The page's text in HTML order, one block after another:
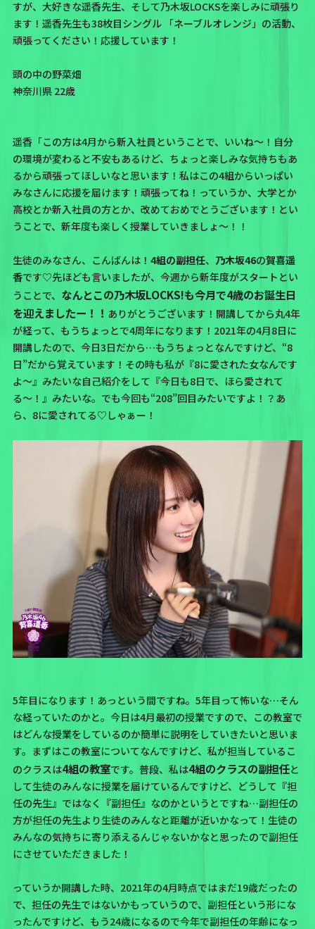
すが、大好きな遥香先生、そして乃木坂LOCKSを楽しみに頑張り
ます！遥香先生も38枚目シングル 「ネーブルオレンジ」の活動、
頑張ってください！応援しています！
頭の中の野菜畑
神奈川県 22歳
遥香「この方は4月から新入社員ということで、いいね〜！ 自分
の環境が変わると不安もあるけど、ちょっと楽しみな気持ちもあ
るから頑張ってほしいなと思います！ 私はこの4組からいっぱい
みなさんに応援を届けます！頑張ってね！っていうか、大学とか
高校とか新入社員の方とか、改めておめでとうございます！とい
うことで、新年度も楽しく授業していきましょ〜！！
生徒のみなさん、こんばんは！ 4組の副担任、 乃木坂46の賀喜遥
香です♡先ほども言いましたが、今週から新年度がスタートとい
うことで、 なんとこの乃木坂LOCKS!も今月で4歳のお誕生日
を迎えましたー！！ ありがとうございます！開講してから丸4年
が経って、もうちょっとで4周年になります！ 2021年の4月8日に
開講したので、今日3日だから…もうちょっとなんですけど、“8
日”だから覚えています！その時も私が『8に愛された女なんです
よ〜』 みたいな自己紹介をして 『今日も8日で、ほら愛されて
る〜！』 みたいな。でも今回も“208”回目みたいですよ！？あ
ら、8に愛されてる♡しゃぁー！
5年目になります！あっという間ですね。5年目って怖いな…そん
な経っていたのかと。今日は4月最初の授業ですので、この教室で
はどんな授業をしているのか簡単に説明をしていきたいと思いま
す。まずはこの教室についてなんですけど、 私が担当しているこ
のクラスは4組の教室です。 普段、私は4組のクラスの副担任と
して生徒のみんなに授業を届けているんですけど、どうして『担
任の先生』ではなく『副担任』なのかというとですね…副担任の
方が担任の先生より生徒のみんなと距離が近いかなって！ 生徒の
みんなの気持ちに寄り添えるんじゃないかなと思ったので副担任
にさせていただきました！
っていうか開講した時、2021年の4月時点ではまだ19歳だったの
で、担任の先生ではないかもっていうので、副担任という形にな
ったんですけど、もう24歳になるので今年で副担任の年齢になっ